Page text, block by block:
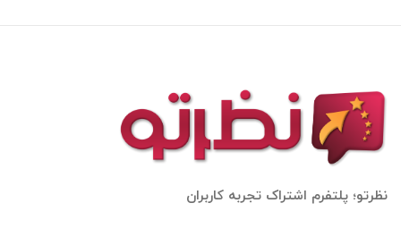
نظرتو؛ پلتفرم اشتراک تجربه کاربران